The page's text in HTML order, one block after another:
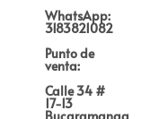
WhatsApp:
3183821082
Punto de
venta:
Calle 34 #
17-13
Bucaramanga